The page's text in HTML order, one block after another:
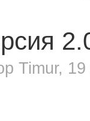
Timur, 19